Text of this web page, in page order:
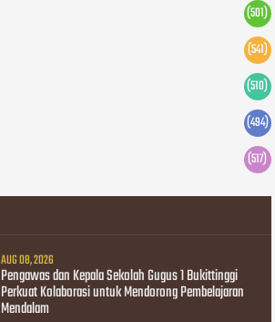
(501)
(541)
(510)
(494)
(517)
AUG 08, 2026
Pengawas dan Kepala Sekolah Gugus 1 Bukittinggi
Perkuat Kolaborasi untuk Mendorong Pembelajaran
Mendalam